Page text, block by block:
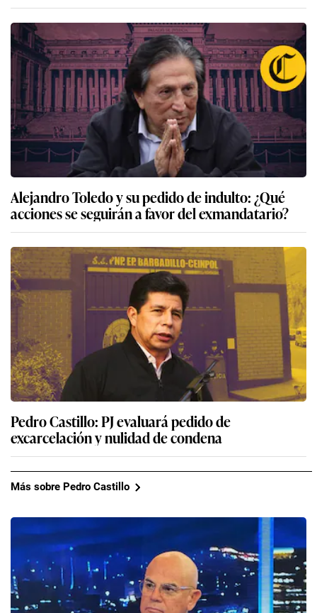
Alejandro Toledo y su pedido de indulto: ¿Qué
acciones se seguirán a favor del exmandatario?
Pedro Castillo: PJ evaluará pedido de
excarcelación y nulidad de condena
Más sobre Pedro Castillo